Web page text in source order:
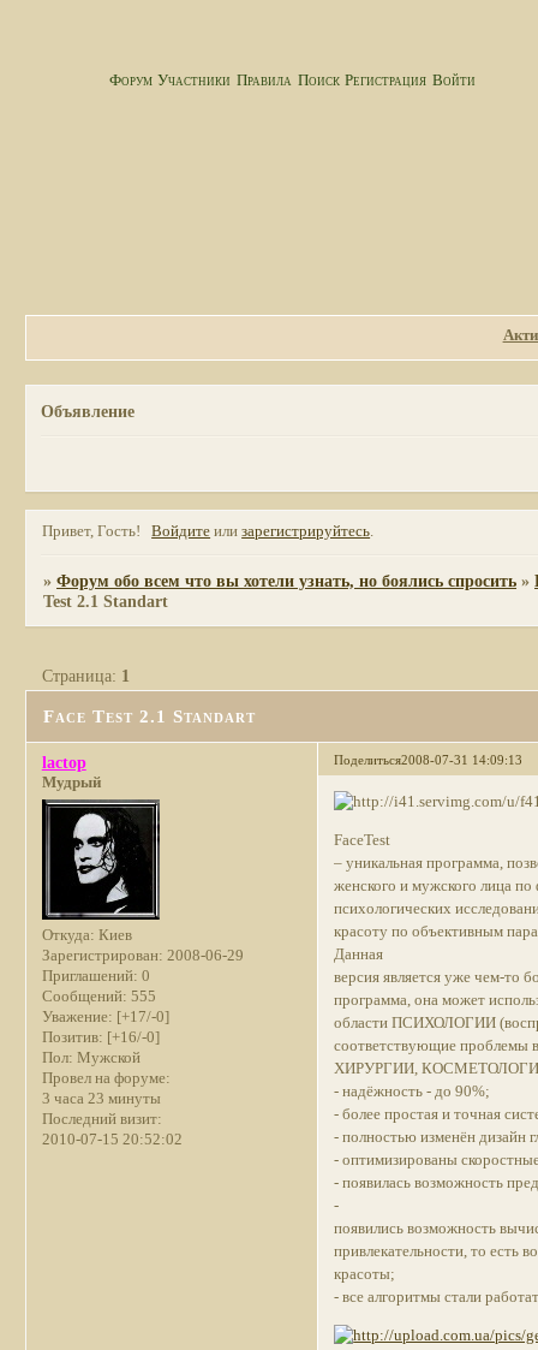
Форум Участники Правила Поиск Регистрация Войти
Объявление
Привет, Гость! Войдите илизарегистрируйтесь.
»Форум обо всем что вы хотели узнать, но боялись спросить »
Test 2.1 Standart
Face Test 2.1 Standart
Страница: 1
Поделиться2008-07-31 14:09:13
lactop
Мудрый
Откуда: Киев
Зарегистрирован: 2008-06-29
Приглашений: 0
Сообщений: 555
Уважение: [+17/-0]
Позитив: [+16/-0]
Пол: Мужской
Провел на форуме:
3 часа 23 минуты
Последний визит:
2010-07-15 20:52:02
FaceTest
– уникальная программа,
женского и мужского лица
психологических
красоту по объективным
Данная
версия является уже чем-то
программа, она может
области ПСИХОЛОГИИ
соответствующие
ХИРУРГИИ,
- надёжность - до 90%;
- более простая и точная
- полностью изменён дизайн
- оптимизированы
- появилась возможность
-
появились возможность
привлекательности, то есть
красоты;
- все алгоритмы стали